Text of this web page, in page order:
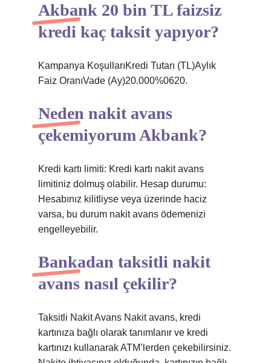
Akbank 20 bin TL faizsiz
kredi kaç taksit yapıyor?
Kampanya KoşullarıKredi Tutarı (TL)Aylık
Faiz OranıVade (Ay)20.000%0620.
Neden nakit avans
çekemiyorum Akbank?
Kredi kartı limiti: Kredi kartı nakit avans
limitiniz dolmuş olabilir. Hesap durumu:
Hesabınız kilitliyse veya üzerinde haciz
varsa, bu durum nakit avans ödemenizi
engelleyebilir.
Bankadan taksitli nakit
avans nasıl çekilir?
Taksitli Nakit Avans Nakit avans, kredi
kartınıza bağlı olarak tanımlanır ve kredi
kartınızı kullanarak ATM’lerden çekebilirsiniz.